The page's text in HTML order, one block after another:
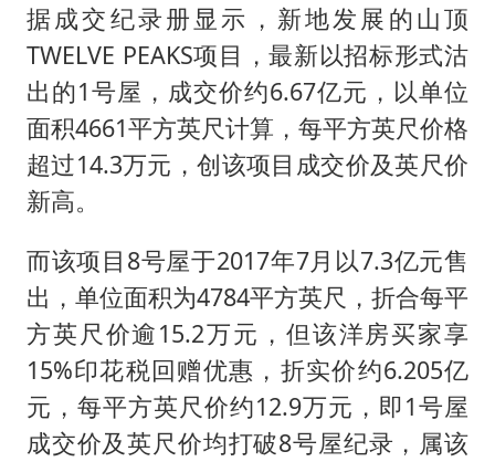
据成交纪录册显示，新地发展的山顶
TWELVE PEAKS项目，最新以招标形式沽
出的1号屋，成交价约6.67亿元，以单位
面积4661平方英尺计算，每平方英尺价格
超过14.3万元，创该项目成交价及英尺价
新高。
而该项目8号屋于2017年7月以7.3亿元售
出，单位面积为4784平方英尺，折合每平
方英尺价逾15.2万元，但该洋房买家享
15%印花税回赠优惠，折实价约6.205亿
元，每平方英尺价约12.9万元，即1号屋
成交价及英尺价均打破8号屋纪录，属该